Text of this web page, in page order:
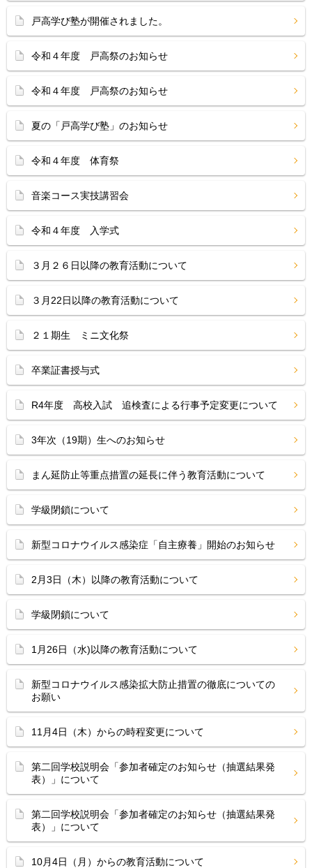
戸高学び塾が開催されました。
令和４年度 戸高祭のお知らせ
令和４年度 戸高祭のお知らせ
夏の「戸高学び塾」のお知らせ
令和４年度 体育祭
音楽コース実技講習会
令和４年度 入学式
３月２６日以降の教育活動について
３月22日以降の教育活動について
２１期生 ミニ文化祭
卒業証書授与式
R4年度 高校入試 追検査による行事予定変更について
3年次（19期）生へのお知らせ
まん延防止等重点措置の延長に伴う教育活動について
学級閉鎖について
新型コロナウイルス感染症「自主療養」開始のお知らせ
2月3日（木）以降の教育活動について
学級閉鎖について
1月26日（水)以降の教育活動について
新型コロナウイルス感染拡大防止措置の徹底についての
お願い
11月4日（木）からの時程変更について
第二回学校説明会「参加者確定のお知らせ（抽選結果発
表）」について
第二回学校説明会「参加者確定のお知らせ（抽選結果発
表）」について
10月4日（月）からの教育活動について